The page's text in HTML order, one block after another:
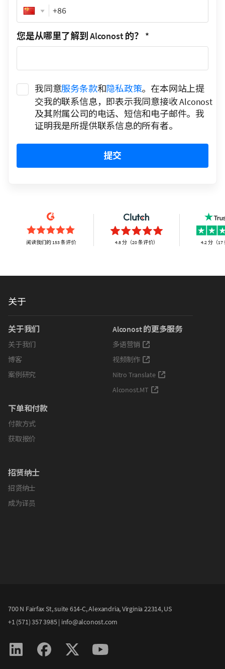
Phone
您是从哪里了解到 Alconost 的？ *
我同意服务条款和隐私政策。在本网站上提
交我的联系信息，即表示我同意接收 Alconost
及其附属公司的电话、短信和电子邮件。我
证明我是所提供联系信息的所有者。
提交
阅读我们的 153 条评价 4.8 分（20 条评价） 4.2 分（17
关于
关于我们
关于我们
博客
案例研究
下单和付款
付款方式
获取报价
招贤纳士
招贤纳士
成为译员
Alconost 的更多服务
多语营销
视频制作
Nitro Translate
Alconost.MT
700 N Fairfax St, suite 614-C, Alexandria, Virginia 22314, US
+1 (571) 357 3985| info@alconost.com